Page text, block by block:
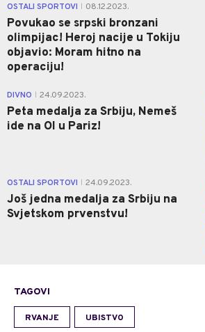
OSTALI SPORTOVI 08.12.2023.
Povukao se srpski bronzani
olimpijac! Heroj nacije u Tokiju
objavio: Moram hitno na
operaciju!
DIVNO 24.09.2023.
Peta medalja za Srbiju, Nemeš
ide na OI u Pariz!
OSTALI SPORTOVI 24.09.2023.
Još jedna medalja za Srbiju na
Svjetskom prvenstvu!
TAGOVI
RVANJE UBISTVO